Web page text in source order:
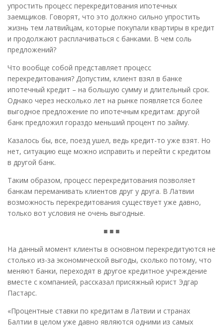
упростить процесс перекредитования ипотечных
заемщиков. Говорят, что это должно сильно упростить
жизнь тем латвийцам, которые покупали квартиры в кредит
и продолжают расплачиваться с банками. В чем соль
предложений?
Что вообще собой представляет процесс
перекредитования? Допустим, клиент взял в банке
ипотечный кредит – на большую сумму и длительный срок.
Однако через несколько лет на рынке появляется более
выгодное предложение по ипотечным кредитам: другой
банк предложил гораздо меньший процент по займу.
Казалось бы, все, поезд ушел, ведь кредит-то уже взят. Но
нет, ситуацию еще можно исправить и перейти с кредитом
в другой банк.
Таким образом, процесс перекредитования позволяет
банкам переманивать клиентов друг у друга. В Латвии
возможность перекредитования существует уже давно,
только вот условия не очень выгодные.
■ ■ ■
На данный момент клиенты в основном перекредитуются не
столько из-за экономической выгоды, сколько потому, что
меняют банки, переходят в другое кредитное учреждение
вместе с компанией, рассказал присяжный юрист Эдгар
Пастарс.
«Процентные ставки по кредитам в Латвии и странах
Балтии в целом уже давно являются одними из самых